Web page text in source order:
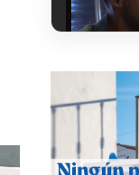
5º DÍA
2026